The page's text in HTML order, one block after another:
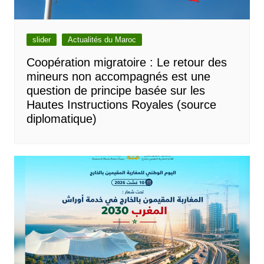
slider Actualités du Maroc
Coopération migratoire : Le retour des
mineurs non accompagnés est une
question de principe basée sur les
Hautes Instructions Royales (source
diplomatique)